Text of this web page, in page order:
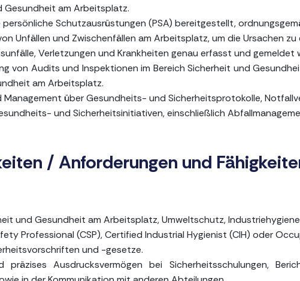
Gesundheit am Arbeitsplatz.
Schutzausrüstungen (PSA) bereitgestellt,
Unfällen und Zwischenfällen am Arbeitsplatz, um die Ursachen
Verletzungen und Krankheiten genau erfasst und gemeldet
von Audits und Inspektionen im Bereich Sicherheit und
am Arbeitsplatz.
über Gesundheits- und Sicherheitsprotokolle,
und Sicherheitsinitiativen, einschließlich
/ Anforderungen und
und Gesundheit am Arbeitsplatz, Umweltschutz,
Professional (CSP), Certified Industrial Hygienist (CIH) oder
und -gesetze.
präzises Ausdrucksvermögen bei Sicherheitsschulungen,